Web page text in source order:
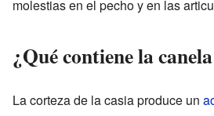
molestias en el pecho y en las
¿Qué contiene la
La corteza de la casia produce un